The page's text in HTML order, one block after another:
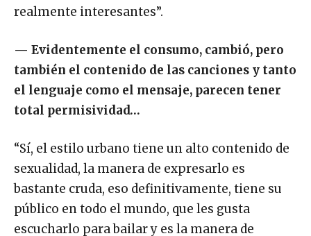
realmente interesantes”.
— Evidentemente el consumo, cambió, pero
también el contenido de las canciones y tanto
el lenguaje como el mensaje, parecen tener
total permisividad…
“Sí, el estilo urbano tiene un alto contenido de
sexualidad, la manera de expresarlo es
bastante cruda, eso definitivamente, tiene su
público en todo el mundo, que les gusta
escucharlo para bailar y es la manera de